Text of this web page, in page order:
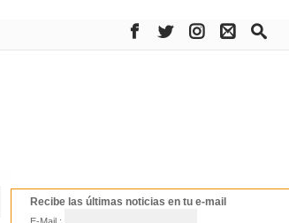
Recibe las últimas noticias en tu e-mail
E-Mail :